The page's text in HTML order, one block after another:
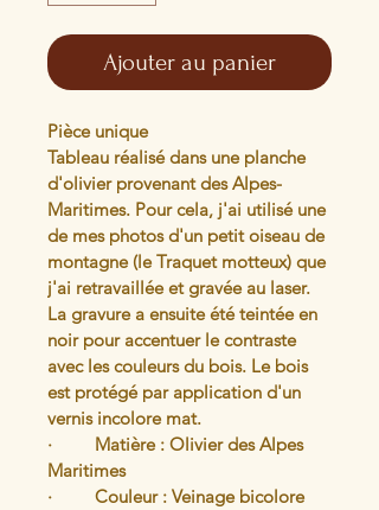
Ajouter au panier
Pièce unique
Tableau réalisé dans une planche
d'olivier provenant des Alpes-
Maritimes. Pour cela, j'ai utilisé une
de mes photos d'un petit oiseau de
montagne (le Traquet motteux) que
j'ai retravaillée et gravée au laser.
La gravure a ensuite été teintée en
noir pour accentuer le contraste
avec les couleurs du bois. Le bois
est protégé par application d'un
vernis incolore mat.
·         Matière : Olivier des Alpes
Maritimes
·         Couleur : Veinage bicolore